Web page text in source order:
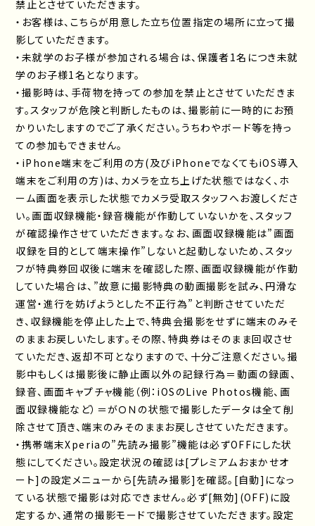
禁止とさせていただきます。
・お客様は、こちらが用意した立ち位置指定の場所に立って撮
影していただきます。
・未就学のお子様が参加される場合は、保護者1名につき未就
学のお子様1名となります。
・撮影時は、手荷物を持っての参加を禁止とさせていただきま
す。スタッフが危険と判断したものは、撮影前に一時的にお預
かりいたしますのでご了承ください。うちわやボード等を持っ
ての参加もできません。
・iPhone端末をご利用の方(及びiPhoneでなくてもiOS導入
端末をご利用の方)は、カメラを立ち上げた状態ではなく、ホ
ーム画面を表示した状態でカメラ受取スタッフへお渡しくださ
い。画面収録機能・録音機能が作動していないかを、スタッフ
が確認操作させていただきます。なお、画面収録機能は”画面
収録を目的として端末操作”しないと起動しないため、スタッ
フが特典券回収後に端末を確認した際、画面収録機能が作動
していた場合は、”故意に撮影特典の動画撮影を試み、円滑な
運営・進行を妨げようとした不正行為”と判断させていただ
き、収録機能を停止した上で、特典会撮影をせずに端末のみそ
のままお戻しいたします。その際、特典券はそのまま回収させ
ていただき、返却不可となりますので、十分ご注意ください。撮
影中もしくは撮影後に静止画以外の記録行為＝動画の録画、
録音、画面キャプチャ機能（例：iOSのLive Photos機能、画
面収録機能など）＝がＯＮの状態で撮影したデータは全て削
除させて頂き、端末のみそのままお戻しさせていただきます。
・携帯端末Xperiaの”先読み撮影”機能は必ずOFFにした状
態にしてください。設定状況の確認は[プレミアムおまかせオ
ート]の設定メニューから[先読み撮影]を確認。[自動]になっ
ている状態で撮影は対応できません。必ず[無効](OFF)に設
定するか、通常の撮影モードで撮影させていただきます。設定